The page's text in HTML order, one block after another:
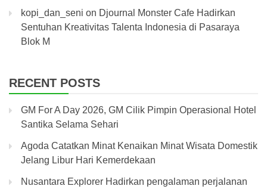
kopi_dan_seni on Djournal Monster Cafe Hadirkan
Sentuhan Kreativitas Talenta Indonesia di Pasaraya
Blok M
RECENT POSTS
GM For A Day 2026, GM Cilik Pimpin Operasional Hotel
Santika Selama Sehari
Agoda Catatkan Minat Kenaikan Minat Wisata Domestik
Jelang Libur Hari Kemerdekaan
Nusantara Explorer Hadirkan pengalaman perjalanan